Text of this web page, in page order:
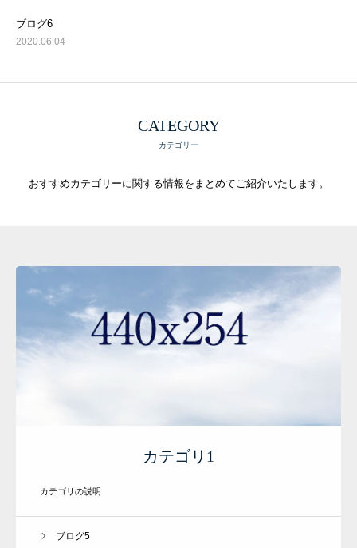
ブログ6
2020.06.04
CATEGORY
カテゴリー
おすすめカテゴリーに関する情報をまとめてご紹介いたします。
カテゴリ1
カテゴリの説明
ブログ5
お問い合わせ